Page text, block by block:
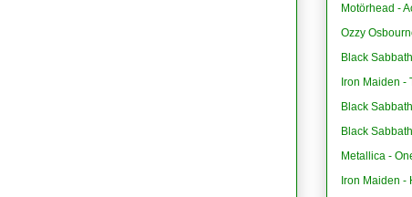
Motörhead -
Ozzy
Black
Iron Maiden -
Black
Black
Metallica -
Iron Maiden -